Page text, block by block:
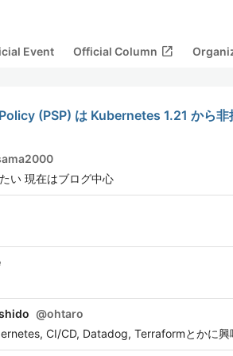
Event Official Column open_in_new
(PSP) は Kubernetes 1.21 から非
い 現在はブログ中心
@ohtaro
CI/CD, Datadog, Terraformとかに